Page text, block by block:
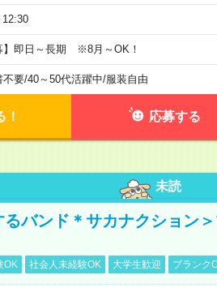
】即日～長期 ※8月～OK！
不要/40～50代活躍中/服装自由
！ 応募する
未読
るバンド＊サカナクション
OK 社会人未経験OK 大学生歓迎 ブランク